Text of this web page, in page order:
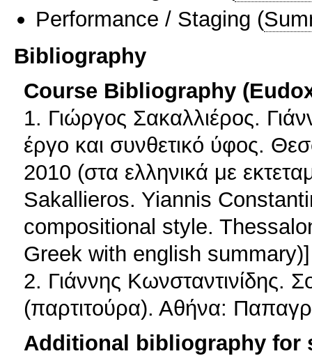
Performance / Staging (
Bibliography
Course Bibliography
1. Γιώργος Σακαλλιέρος.
έργο και συνθετικό ύφος.
2010 (στα ελληνικά με
Sakallieros. Yiannis
compositional style.
Greek with english summary)]
2. Γιάννης Κωνσταντινίδης.
(παρτιτούρα). Αθήνα:
Additional bibliography for